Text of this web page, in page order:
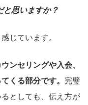
と思いますか？
じています。
ンセリングや入会、
くる部分です。 完璧
としても、伝え方が